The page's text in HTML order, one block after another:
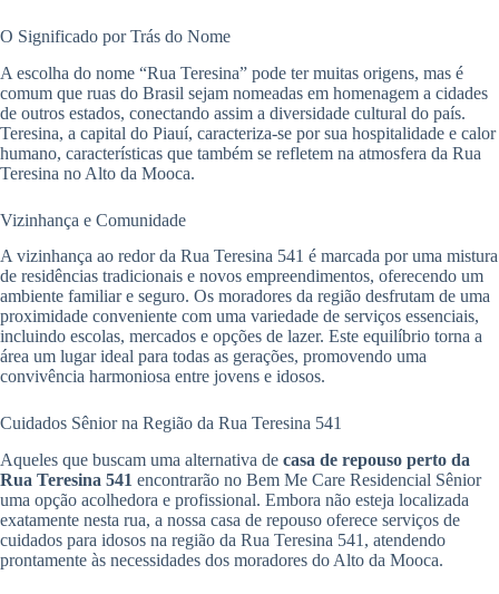
O Significado por Trás do Nome
A escolha do nome “Rua Teresina” pode ter muitas origens, mas é
comum que ruas do Brasil sejam nomeadas em homenagem a cidades
de outros estados, conectando assim a diversidade cultural do país.
Teresina, a capital do Piauí, caracteriza-se por sua hospitalidade e calor
humano, características que também se refletem na atmosfera da Rua
Teresina no Alto da Mooca.
Vizinhança e Comunidade
A vizinhança ao redor da Rua Teresina 541 é marcada por uma mistura
de residências tradicionais e novos empreendimentos, oferecendo um
ambiente familiar e seguro. Os moradores da região desfrutam de uma
proximidade conveniente com uma variedade de serviços essenciais,
incluindo escolas, mercados e opções de lazer. Este equilíbrio torna a
área um lugar ideal para todas as gerações, promovendo uma
convivência harmoniosa entre jovens e idosos.
Cuidados Sênior na Região da Rua Teresina 541
Aqueles que buscam uma alternativa de casa de repouso perto da
Rua Teresina 541 encontrarão no Bem Me Care Residencial Sênior
uma opção acolhedora e profissional. Embora não esteja localizada
exatamente nesta rua, a nossa casa de repouso oferece serviços de
cuidados para idosos na região da Rua Teresina 541, atendendo
prontamente às necessidades dos moradores do Alto da Mooca.